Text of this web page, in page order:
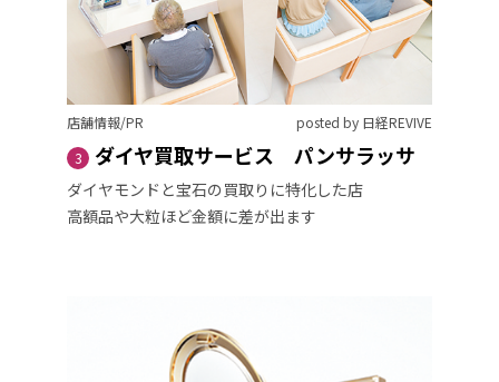
店舗情報/PR
posted by 日経REVIVE
3
ダイヤ買取サービス パンサラッサ
ダイヤモンドと宝石の買取りに特化した店
高額品や大粒ほど金額に差が出ます